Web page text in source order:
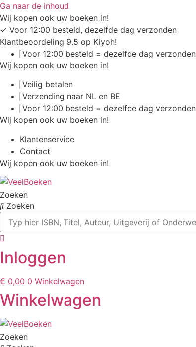
Ga naar de inhoud
Wij kopen ook uw boeken in!
✓ Voor 12:00 besteld, dezelfde dag verzonden
Klantbeoordeling 9.5 op Kiyoh!
Voor 12:00 besteld = dezelfde dag verzonden
Wij kopen ook uw boeken in!
Veilig betalen
Verzending naar NL en BE
Voor 12:00 besteld = dezelfde dag verzonden
Wij kopen ook uw boeken in!
Klantenservice
Contact
Wij kopen ook uw boeken in!
Zoeken
Zoeken
Inloggen
€ 0,00 0 Winkelwagen
Winkelwagen
Zoeken